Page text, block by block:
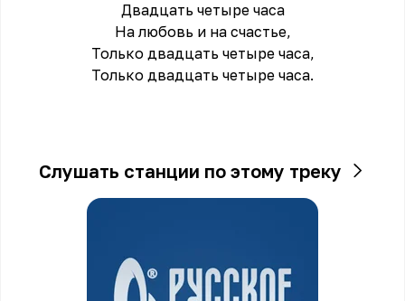
Двадцать четыре часа
На любовь и на счастье,
Только двадцать четыре часа,
Только двадцать четыре часа.
Слушать станции по этому треку